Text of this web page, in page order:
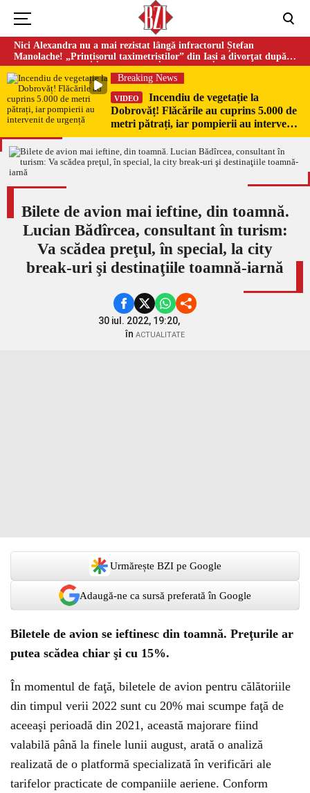
Nici Alexandra nu a mai rezistat lângă infractorul Ștefan
Manolache! „Prințișorul taximetriștilor” din Iași a divorţat după
doi ani de căsnicie
Breaking News
VIDEO
Incendiu de vegetație la
Dobrovăț! Flăcările au cuprins 5.000 de
metri pătrați, iar pompierii au intervenit
de urgență
Bilete de avion mai ieftine, din toamnă.
Lucian Bădîrcea, consultant în turism:
Va scădea preţul, în special, la city
break-uri şi destinaţiile toamnă-iarnă
30 iul. 2022, 19:20,
în ACTUALITATE
Urmărește BZI pe Google
Adaugă-ne ca sursă preferată în Google
Biletele de avion se ieftinesc din toamnă. Preţurile ar
putea scădea chiar şi cu 15%.
În momentul de faţă, biletele de avion pentru călătoriile
din timpul verii 2022 sunt cu 20% mai scumpe faţă de
aceeaşi perioadă din 2021, această majorare fiind
valabilă până la finele lunii august, arată o analiză
realizată de o platformă specializată în verificări ale
tarifelor practicate de companiile aeriene. Conform